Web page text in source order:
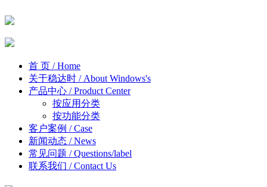
首 页 / Home
关于稳达时 / About Windows's
产品中心 / Product Center
按应用分类
按功能分类
客户案例 / Case
新闻动态 / News
常见问题 / Questions/label
联系我们 / Contact Us